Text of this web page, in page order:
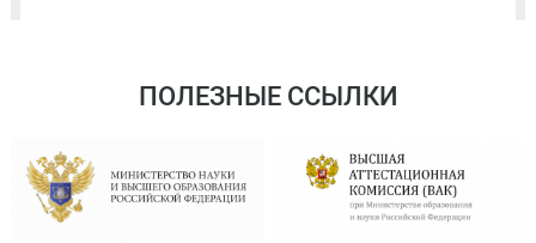
ПОЛЕЗНЫЕ ССЫЛКИ